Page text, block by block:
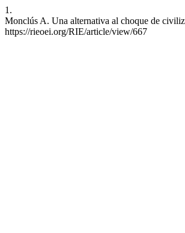
1.
Monclús A. Una alternativa al choque de
https://rieoei.org/RIE/article/view/667